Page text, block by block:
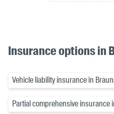
Insurance options in
Vehicle liability insurance in
Partial comprehensive insurance